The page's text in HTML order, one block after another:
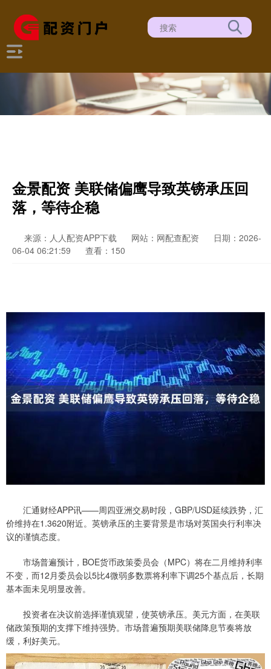
金景配资 美联储偏鹰导致英镑承压回
落，等待企稳
来源：人人配资APP下载 网站：网配查配资
日期：2026-
06-04 06:21:59
查看：150
汇通财经APP讯——周四亚洲交易时段，GBP/USD延续跌势，汇
价维持在1.3620附近。英镑承压的主要背景是市场对英国央行利率决
议的谨慎态度。
市场普遍预计，BOE货币政策委员会（MPC）将在二月维持利率
不变，而12月委员会以5比4微弱多数票将利率下调25个基点后，长期
基本面未见明显改善。
投资者在决议前选择谨慎观望，使英镑承压。美元方面，在美联
储政策预期的支撑下维持强势。市场普遍预期美联储降息节奏将放
缓，利好美元。